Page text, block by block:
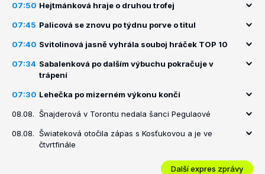
07:50 Hejtmánková hraje o druhou trofej
07:45 Palicová se znovu po týdnu porve o titul
07:40 Svitolinová jasně vyhrála souboj hráček TOP 10
07:34 Sabalenková po dalším výbuchu pokračuje v
trápení
07:30 Lehečka po mizerném výkonu končí
08.08. Šnajderová v Torontu nedala šanci Pegulaové
08.08. Šwiateková otočila zápas s Kosťukovou a je ve
čtvrtfinále
Další expres zprávy